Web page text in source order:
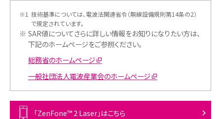
※1 技術基準については、電波法関連省令（無線設備規則第14条の2）
で規定されています。
※ SAR値についてさらに詳しい情報をお知りになりたい方は、
下記のホームページをご参照ください。
総務省のホームページ
一般社団法人電波産業会のホームページ
「ZenFone™ 2 Laser」はこちら